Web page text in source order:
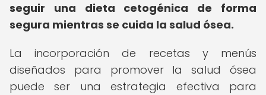
seguir una dieta cetogénica de forma
segura mientras se cuida la salud ósea.
La incorporación de recetas y menús
diseñados para promover la salud ósea
puede ser una estrategia efectiva para